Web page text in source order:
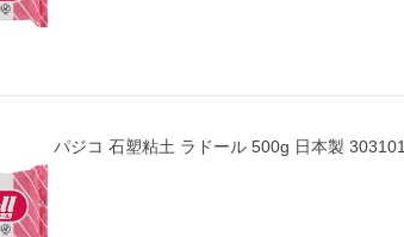
パジコ 石塑粘土 ラドール 500g 日本製 303101